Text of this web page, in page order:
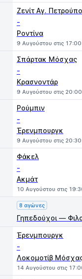
Ζενίτ Αγ.
-
Ροντίνα
9 Αυγούστου στις 17:00
Σπάρτακ Μόσχας
-
Κρασνοντάρ
9 Αυγούστου στις 20:00
Ρούμπιν
-
Έρενμπουργκ
9 Αυγούστου στις 20:30
Φάκελ
-
Ακμάτ
10 Αυγούστου στις
8 αγώνες
Γηπεδούχοι —
Έρενμπουργκ
-
Λοκομοτίβ
14 Αυγούστου στις